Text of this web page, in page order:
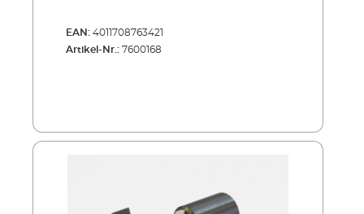
EAN: 4011708763421
Artikel-Nr.: 7600168